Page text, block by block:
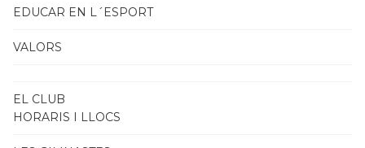
EDUCAR EN L´ESPORT
VALORS
EL CLUB
HORARIS I LLOCS